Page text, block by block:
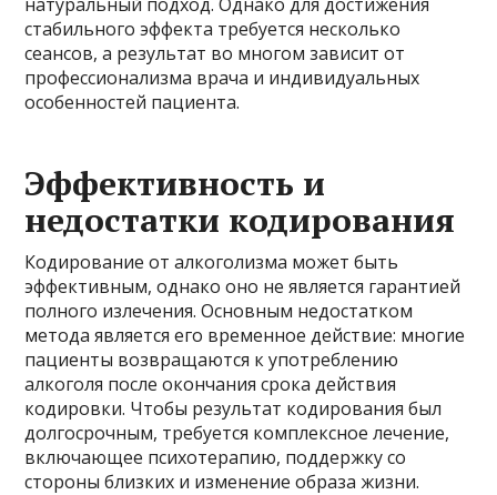
натуральный подход. Однако для достижения
стабильного эффекта требуется несколько
сеансов, а результат во многом зависит от
профессионализма врача и индивидуальных
особенностей пациента.
Эффективность и
недостатки кодирования
Кодирование от алкоголизма может быть
эффективным, однако оно не является гарантией
полного излечения. Основным недостатком
метода является его временное действие: многие
пациенты возвращаются к употреблению
алкоголя после окончания срока действия
кодировки. Чтобы результат кодирования был
долгосрочным, требуется комплексное лечение,
включающее психотерапию, поддержку со
стороны близких и изменение образа жизни.